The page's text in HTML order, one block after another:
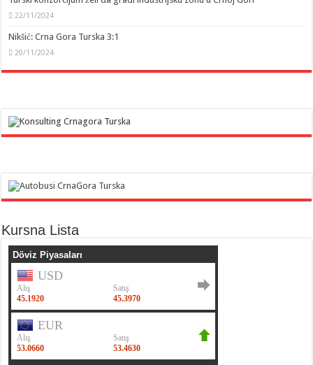
22/11/2024
Nikšić: Crna Gora Turska 3:1
20/11/2024
Kursna Lista